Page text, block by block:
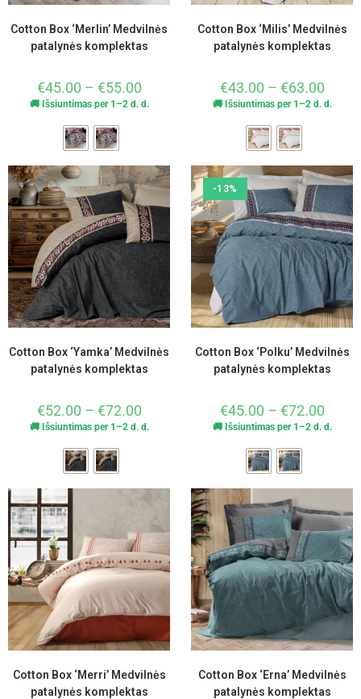
Cotton Box ‘Merlin’ Medvilnės
patalynės komplektas
€45.00 – €55.00
🚚 Išsiuntimas per 1–2 d. d.
Cotton Box ‘Milis’ Medvilnės
patalynės komplektas
€43.00 – €63.00
🚚 Išsiuntimas per 1–2 d. d.
Cotton Box ‘Yamka’ Medvilnės
patalynės komplektas
€52.00 – €72.00
🚚 Išsiuntimas per 1–2 d. d.
-13%
Cotton Box ‘Polku’ Medvilnės
patalynės komplektas
€45.00 – €72.00
🚚 Išsiuntimas per 1–2 d. d.
Cotton Box ‘Merri’ Medvilnės
patalynės komplektas
Cotton Box ‘Erna’ Medvilnės
patalynės komplektas